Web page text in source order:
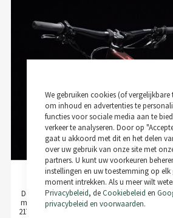
We gebruiken cookies (of
om inhoud en advertenties te
functies voor sociale media aan te
verkeer te analyseren. Door op
gaat u akkoord met dit en het delen
over uw gebruik van onze site met
partners. U kunt uw voorkeuren
instellingen en uw toestemming op elk
moment intrekken. Als u meer wilt
Privacybeleid, deCookiebeleid en
privacybeleid en voorwaarden.
Rotwild IPU375
De doelgroepspecifieke energieopslag van onze
met een accucapaciteit van 360 Wh en
21700/5.0 Ah) bij een minimaal, laag geplaatst